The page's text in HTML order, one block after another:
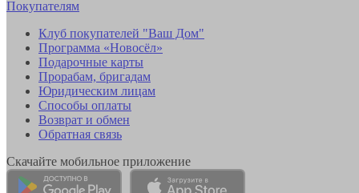
Покупателям
Клуб покупателей "Ваш Дом"
Программа «Новосёл»
Подарочные карты
Прорабам, бригадам
Юридическим лицам
Способы оплаты
Возврат и обмен
Обратная связь
Скачайте мобильное приложение